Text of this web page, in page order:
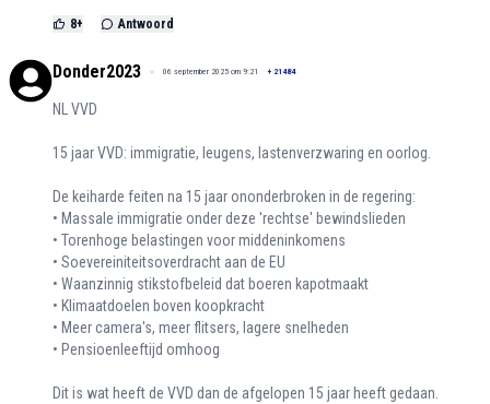
8+ Antwoord
Donder2023 06 september 2025 om 9:21 + 21484
NL VVD
15 jaar VVD: immigratie, leugens, lastenverzwaring en oorlog.
De keiharde feiten na 15 jaar ononderbroken in de regering:
• Massale immigratie onder deze 'rechtse' bewindslieden
• Torenhoge belastingen voor middeninkomens
• Soevereiniteitsoverdracht aan de EU
• Waanzinnig stikstofbeleid dat boeren kapotmaakt
• Klimaatdoelen boven koopkracht
• Meer camera's, meer flitsers, lagere snelheden
• Pensioenleeftijd omhoog
Dit is wat heeft de VVD dan de afgelopen 15 jaar heeft gedaan.